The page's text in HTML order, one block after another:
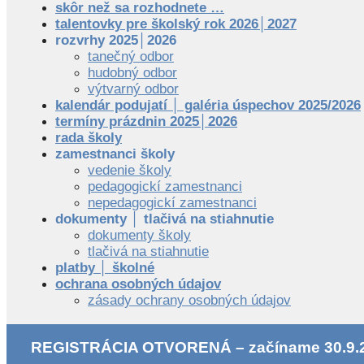
skôr než sa rozhodnete …
talentovky pre školský rok 2026│2027
rozvrhy 2025│2026
tanečný odbor
hudobný odbor
výtvarný odbor
kalendár podujatí │ galéria úspechov 2025/2026
termíny prázdnin 2025│2026
rada školy
zamestnanci školy
vedenie školy
pedagogickí zamestnanci
nepedagogickí zamestnanci
dokumenty │ tlačivá na stiahnutie
dokumenty školy
tlačivá na stiahnutie
platby │ školné
ochrana osobných údajov
zásady ochrany osobných údajov
REGISTRÁCIA OTVORENÁ – začíname